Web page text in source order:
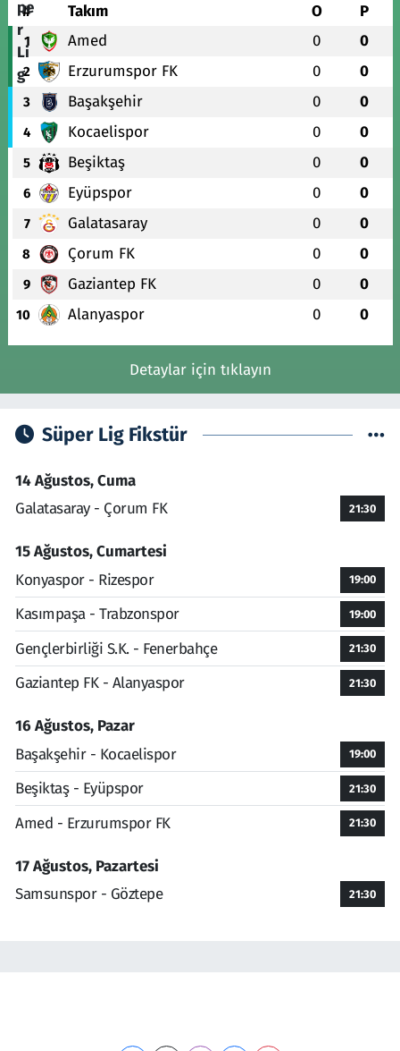
# Takım O P
1 Amed 0 0
2 Erzurumspor FK 0 0
3 Başakşehir 0 0
4 Kocaelispor 0 0
5 Beşiktaş 0 0
6 Eyüpspor 0 0
7 Galatasaray 0 0
8 Çorum FK 0 0
9 Gaziantep FK 0 0
10 Alanyaspor 0 0
Detaylar için tıklayın
Süper Lig Fikstür
14 Ağustos, Cuma
Galatasaray - Çorum FK
21:30
15 Ağustos, Cumartesi
Konyaspor - Rizespor
19:00
Kasımpaşa - Trabzonspor 19:00
Gençlerbirliği S.K. - Fenerbahçe 21:30
Gaziantep FK - Alanyaspor 21:30
16 Ağustos, Pazar
Başakşehir - Kocaelispor
19:00
Beşiktaş - Eyüpspor 21:30
Amed - Erzurumspor FK 21:30
17 Ağustos, Pazartesi
Samsunspor - Göztepe
21:30